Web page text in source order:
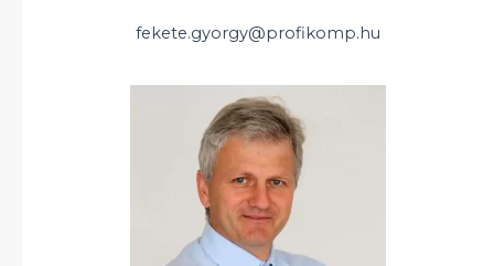
fekete.gyorgy@profikomp.hu